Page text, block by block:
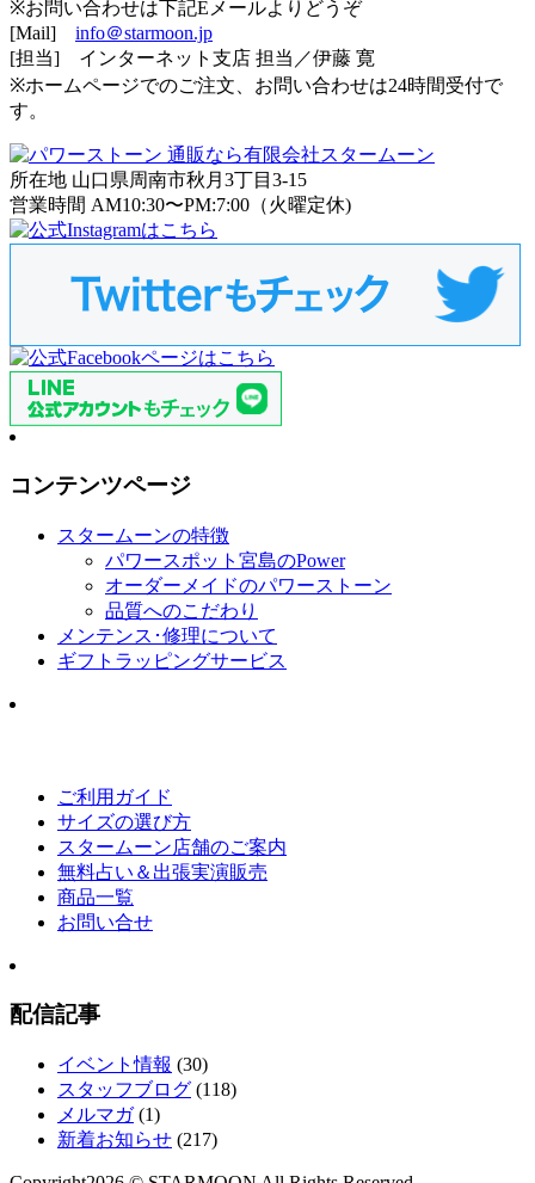
※お問い合わせは下記Eメールよりどうぞ
[Mail] info＠starmoon.jp
[担当] インターネット支店 担当／伊藤 寛
※ホームページでのご注文、お問い合わせは24時間受付で
す。
所在地 山口県周南市秋月3丁目3-15
営業時間 AM10:30〜PM:7:00（火曜定休)
コンテンツページ
スタームーンの特徴
パワースポット宮島のPower
オーダーメイドのパワーストーン
品質へのこだわり
メンテンス･修理について
ギフトラッピングサービス
ご利用ガイド
サイズの選び方
スタームーン店舗のご案内
無料占い＆出張実演販売
商品一覧
お問い合せ
配信記事
イベント情報 (30)
スタッフブログ (118)
メルマガ(1)
新着お知らせ (217)